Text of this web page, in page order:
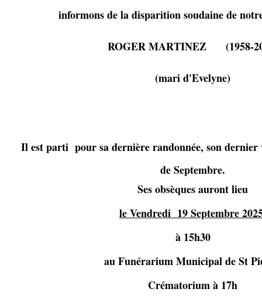
informons de la disparition soudaine de
ROGER MARTINEZ (1958-
(mari d'Evelyne)
Il est parti pour sa dernière randonnée, son dernier
de Septembre.
Ses obsèques auront lieu
le Vendredi 19 Septembre
à 15h30
au Funérarium Municipal de St
Crématorium à 17h